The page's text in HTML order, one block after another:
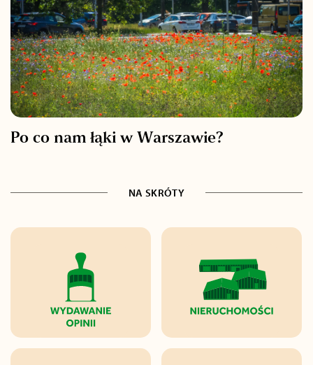
Po co nam łąki w Warszawie?
NA SKRÓTY